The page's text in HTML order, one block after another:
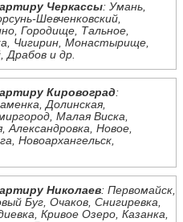
Черкассы: Умань,
Шевченковский,
Городище, Тальное,
Чигирин, Монастырище,
Драбов и др.
Кировоград:
Долинская,
Малая Виска,
Новое,
Новоархангельск,
Николаев: Первомайск,
Буг, Очаков, Снигиревка,
Кривое Озеро, Казанка,